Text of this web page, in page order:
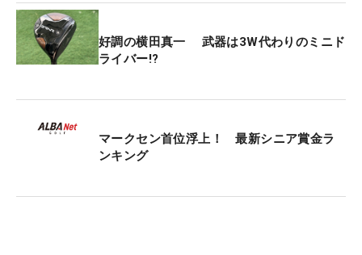
好調の横田真一 武器は3W代わりのミニド
ライバー!?
マークセン首位浮上！ 最新シニア賞金ラ
ンキング